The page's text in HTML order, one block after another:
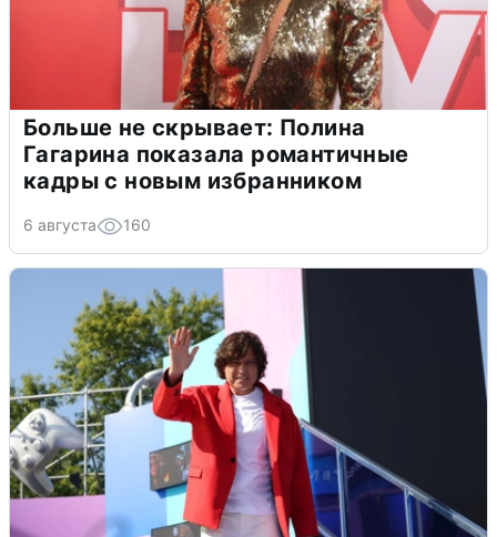
Больше не скрывает: Полина
Гагарина показала романтичные
кадры с новым избранником
6 августа 160